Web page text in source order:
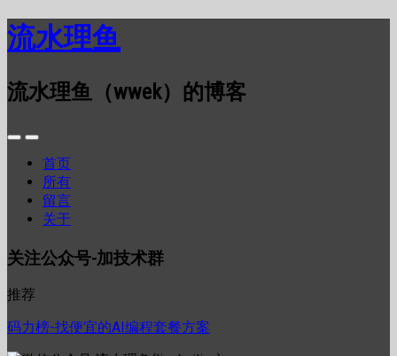
流水理鱼
流水理鱼（wwek）的博客
首页
所有
留言
关于
关注公众号-加技术群
推荐
码力榜-找便宜的AI编程套餐方案